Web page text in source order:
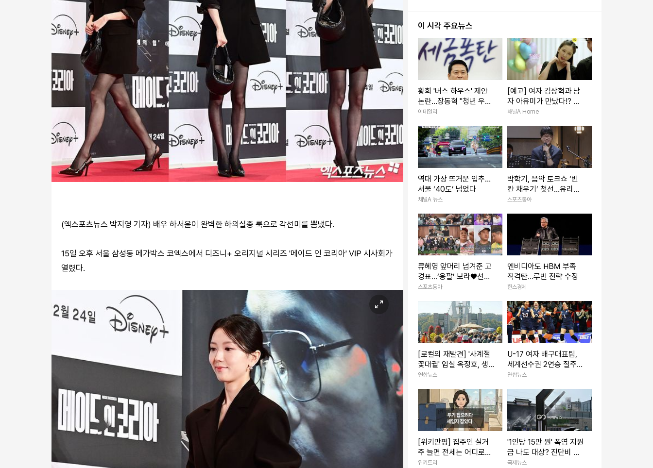
(엑스포츠뉴스 박지영 기자) 배우 하서윤이 완벽한 하의실종 룩으로 각선미를 뽐냈다.
15일 오후 서울 삼성동 메가박스 코엑스에서 디즈니+ 오리지널 시리즈 '메이드 인 코리아' VIP 시사회가
열렸다.
이 시각 주요뉴스
황희 '버스 하우스' 제안
논란…장동혁 "청년 우롱
하는 정책"
이데일리
[예고] 여자 김상혁과 남
자 아유미가 만났다!? 우
린 솔로탈출 준비 중~♥
채널A Home
역대 가장 뜨거운 입추…
서울 ‘40도’ 넘었다
채널A 뉴스
박학기, 음악 토크쇼 ‘빈
칸 채우기’ 첫선…유리상
자와 출발
스포츠동아
류혜영 앞머리 넘겨준 고
경표…‘응팔’ 보라♥선우
소환 (나혼산)
스포츠동아
엔비디아도 HBM 부족
직격탄…루빈 전략 수정
한스경제
[로컬의 재발견] '사계절
꽃대궐' 임실 옥정호, 생
태관광 메카 '우뚝'
연합뉴스
U-17 여자 배구대표팀,
세계선수권 2연승 질주…
대만 3-1 제압
연합뉴스
[위키만평] 집주인 실거
주 늘면 전세는 어디로…
세제 개편에 세입자 불안
위키트리
'1인당 15만 원' 폭염 지원
금 나도 대상? 진단비 확
인하세요
국제뉴스